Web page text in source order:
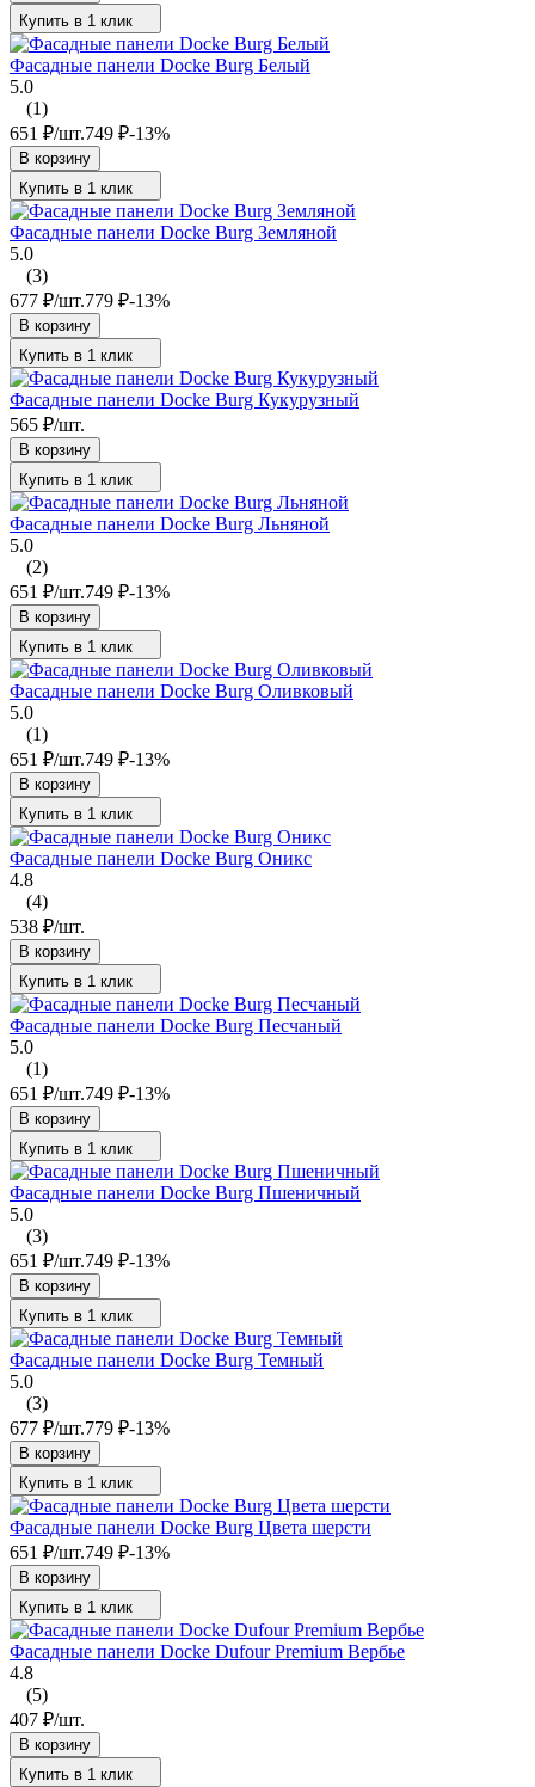
Купить в 1 клик
Фасадные панели Docke Burg Белый
5.0
(1)
651 ₽/шт.749 ₽-13%
В корзину
Купить в 1 клик
Фасадные панели Docke Burg Земляной
5.0
(3)
677 ₽/шт.779 ₽-13%
В корзину
Купить в 1 клик
Фасадные панели Docke Burg Кукурузный
565 ₽/шт.
В корзину
Купить в 1 клик
Фасадные панели Docke Burg Льняной
5.0
(2)
651 ₽/шт.749 ₽-13%
В корзину
Купить в 1 клик
Фасадные панели Docke Burg Оливковый
5.0
(1)
651 ₽/шт.749 ₽-13%
В корзину
Купить в 1 клик
Фасадные панели Docke Burg Оникс
4.8
(4)
538 ₽/шт.
В корзину
Купить в 1 клик
Фасадные панели Docke Burg Песчаный
5.0
(1)
651 ₽/шт.749 ₽-13%
В корзину
Купить в 1 клик
Фасадные панели Docke Burg Пшеничный
5.0
(3)
651 ₽/шт.749 ₽-13%
В корзину
Купить в 1 клик
Фасадные панели Docke Burg Темный
5.0
(3)
677 ₽/шт.779 ₽-13%
В корзину
Купить в 1 клик
Фасадные панели Docke Burg Цвета шерсти
651 ₽/шт.749 ₽-13%
В корзину
Купить в 1 клик
Фасадные панели Docke Dufour Premium Вербье
4.8
(5)
407 ₽/шт.
В корзину
Купить в 1 клик